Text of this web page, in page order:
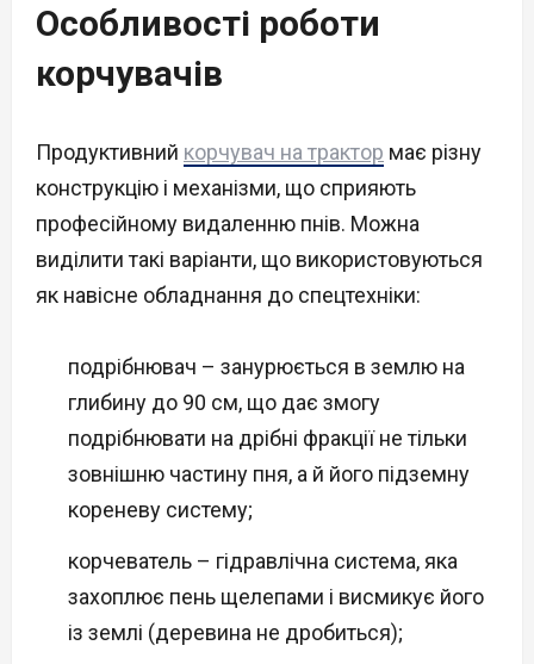
Особливості роботи
корчувачів
Продуктивний корчувач на трактор має різну
конструкцію і механізми, що сприяють
професійному видаленню пнів. Можна
виділити такі варіанти, що використовуються
як навісне обладнання до спецтехніки:
подрібнювач – занурюється в землю на
глибину до 90 см, що дає змогу
подрібнювати на дрібні фракції не тільки
зовнішню частину пня, а й його підземну
кореневу систему;
корчеватель – гідравлічна система, яка
захоплює пень щелепами і висмикує його
із землі (деревина не дробиться);